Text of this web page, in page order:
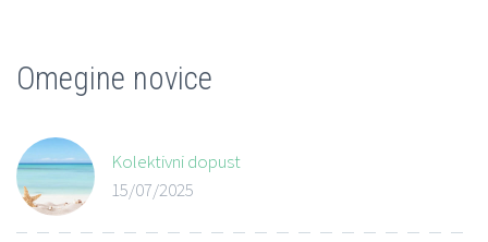
Omegine novice
Kolektivni dopust
15/07/2025